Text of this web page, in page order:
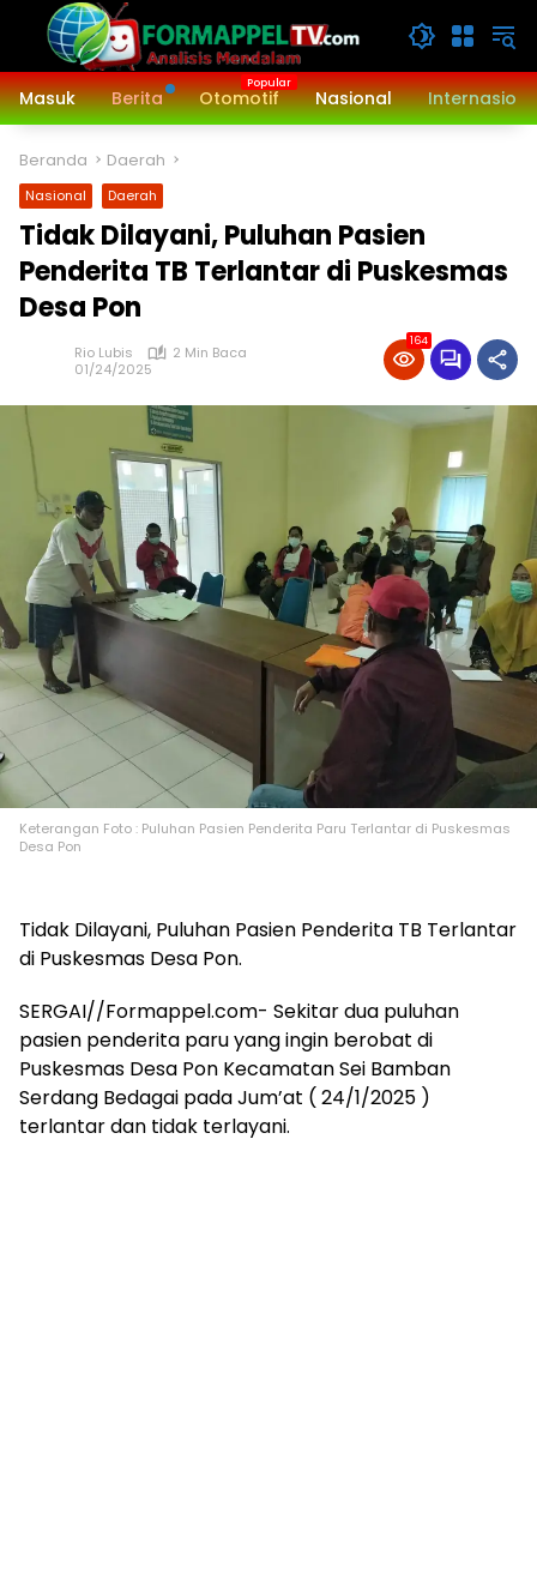
Langsung
konten
Masuk
Berita Otomotif Nasional
Beranda Daerah
Nasional Daerah
Tidak Dilayani, Puluhan Pasien
Penderita TB Terlantar di Puskesmas
Desa Pon
Rio Lubis
2 Min Baca
01/24/2025
164
Keterangan Foto : Puluhan Pasien Penderita Paru Terlantar di Puskesmas
Desa Pon
Tidak Dilayani, Puluhan Pasien Penderita TB Terlantar
di Puskesmas Desa Pon.
SERGAI//Formappel.com- Sekitar dua puluhan
pasien penderita paru yang ingin berobat di
Puskesmas Desa Pon Kecamatan Sei Bamban
Serdang Bedagai pada Jum’at ( 24/1/2025 )
terlantar dan tidak terlayani.